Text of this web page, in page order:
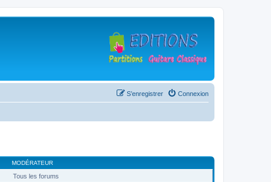
Connexion
S’enregistrer
MODÉRATEUR
Tous les forums